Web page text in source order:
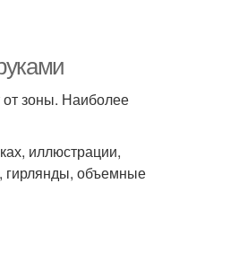
зоны. Наиболее
иллюстрации,
гирлянды, объемные